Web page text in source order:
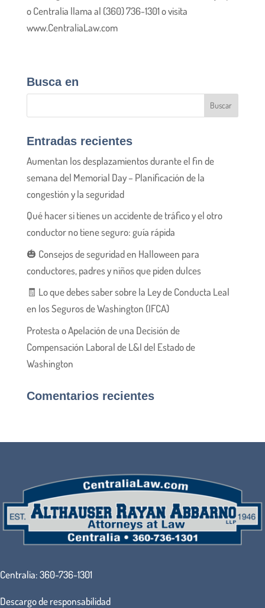
o Centralia llama al (360) 736-1301 o visita
www.CentraliaLaw.com
Busca en
Entradas recientes
Aumentan los desplazamientos durante el fin de
semana del Memorial Day – Planificación de la
congestión y la seguridad
Qué hacer si tienes un accidente de tráfico y el otro
conductor no tiene seguro: guía rápida
🎃 Consejos de seguridad en Halloween para
conductores, padres y niños que piden dulces
🧾 Lo que debes saber sobre la Ley de Conducta Leal
en los Seguros de Washington (IFCA)
Protesta o Apelación de una Decisión de
Compensación Laboral de L&I del Estado de
Washington
Comentarios recientes
Centralia:360-736-1301
Descargo de responsabilidad